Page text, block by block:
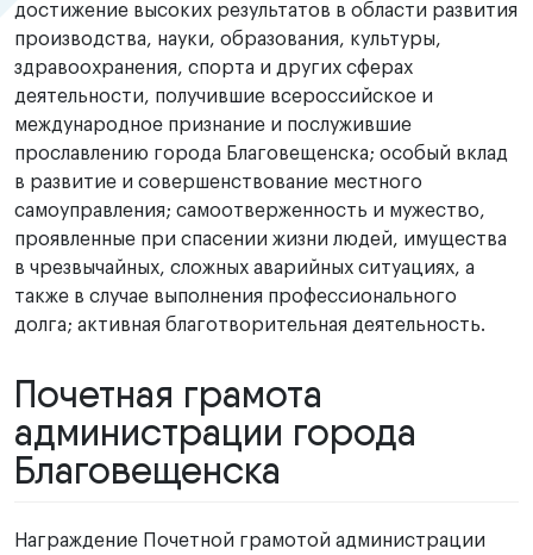
достижение высоких результатов в области развития
производства, науки, образования, культуры,
здравоохранения, спорта и других сферах
деятельности, получившие всероссийское и
международное признание и послужившие
прославлению города Благовещенска; особый вклад
в развитие и совершенствование местного
самоуправления; самоотверженность и мужество,
проявленные при спасении жизни людей, имущества
в чрезвычайных, сложных аварийных ситуациях, а
также в случае выполнения профессионального
долга; активная благотворительная деятельность.
Почетная грамота
администрации города
Благовещенска
Награждение Почетной грамотой администрации